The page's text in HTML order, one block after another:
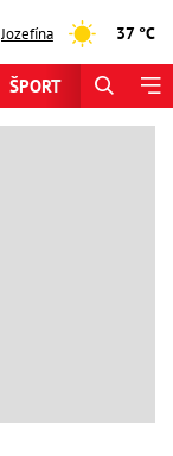
Jozefína 37 °C
ŠPORT